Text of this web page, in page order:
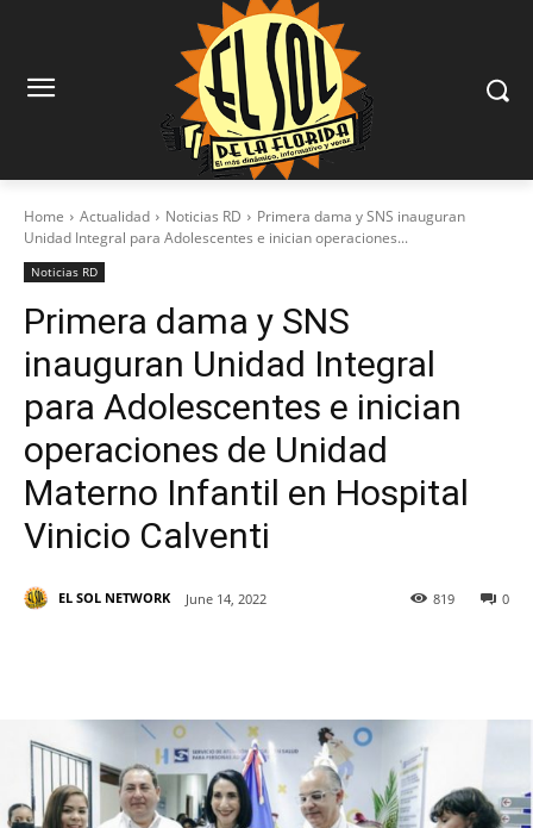
Home Actualidad Noticias RD
Primera dama y SNS inauguran
Unidad Integral para Adolescentes e inician operaciones...
Noticias RD
Primera dama y SNS
inauguran Unidad Integral
para Adolescentes e inician
operaciones de Unidad
Materno Infantil en Hospital
Vinicio Calventi
EL SOL NETWORK June 14, 2022 0
819